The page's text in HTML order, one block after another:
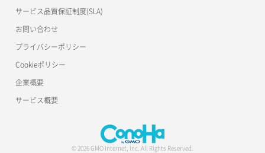
サービス品質保証制度(SLA)
お問い合わせ
プライバシーポリシー
Cookieポリシー
企業概要
サービス概要
© 2026 GMO Internet, Inc. All Rights Reserved.